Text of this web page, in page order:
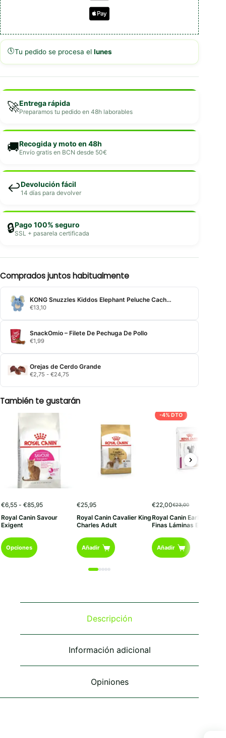
🕔Tu pedido se procesa el lunes
🚀Entrega rápida
Preparamos tu pedido en 48h laborables
🚚Recogida y moto en 48h
Envío gratis en BCN desde 50€
↩️Devolución fácil
14 días para devolver
🔒Pago 100% seguro
SSL + pasarela certificada
Comprados juntos habitualmente
KONG Snuzzles Kiddos Elephant Peluche Cachorros
€13,10
SnackOmio – Filete De Pechuga De Pollo
€1,99
Orejas de Cerdo Grande
€2,75 - €24,75
precios:
€2,75
También te gustarán
€6,55 - €85,95Rango
precios:
Royal Canin Savour
Exigent
Opciones
Este
producto
opciones
elegir
página
€25,95
Royal Canin Cavalier King
Charles Adult
Añadir
-4% DTO
€23,00
El
precio
original
€23,00.
€22,00El
precio
actual
€22,00.
Royal Canin Early Renal
Finas Láminas En Salsa
Añadir
Descripción
Información adicional
Opiniones